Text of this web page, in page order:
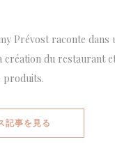
Prévost raconte dans
création du restaurant
produits.
記事を見る